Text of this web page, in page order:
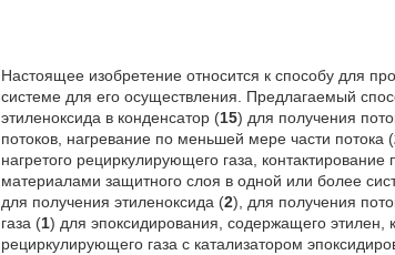
Настоящее изобретение относится к способу для
системе для его осуществления. Предлагаемый
этиленоксида в конденсатор (15) для получения
потоков, нагревание по меньшей мере части потока (
нагретого рециркулирующего газа, контактирование
материалами защитного слоя в одной или более
для получения этиленоксида (2), для получения
газа (1) для эпоксидирования, содержащего
рециркулирующего газа с катализатором